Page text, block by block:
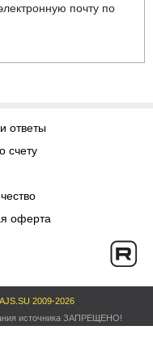
почту по
ответы
счету
оферта
AJS.SU 2009-2026
источника ЗАПРЕЩЕНО!